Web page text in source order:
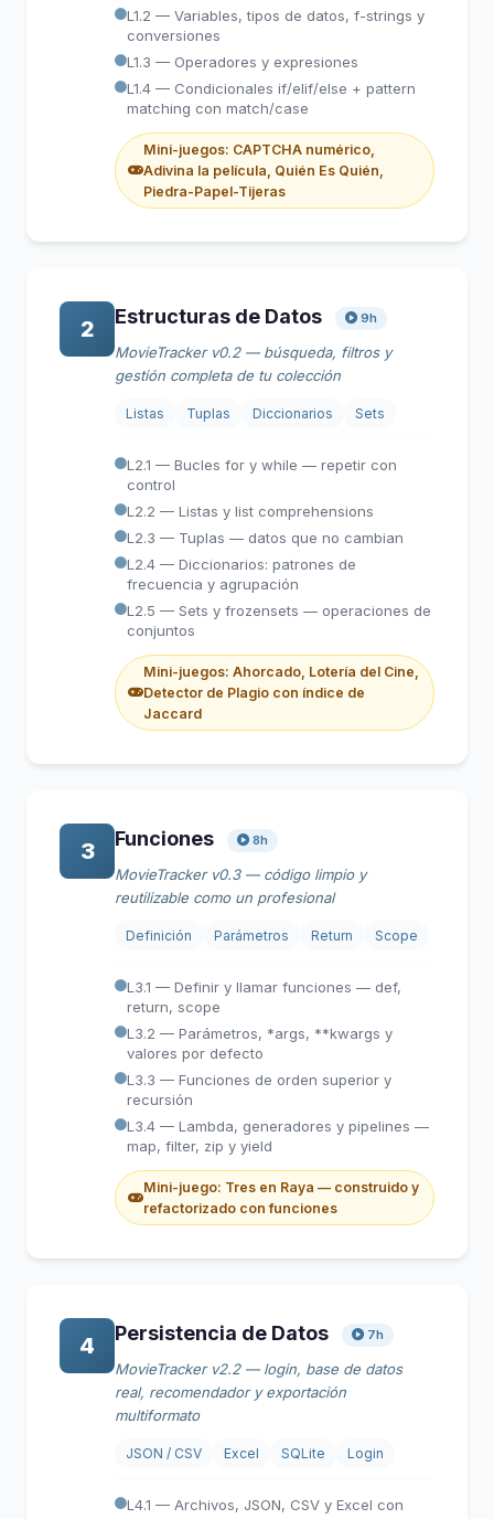
L1.2 — Variables, tipos de datos, f-strings y
conversiones
L1.3 — Operadores y expresiones
L1.4 — Condicionales if/elif/else + pattern
matching con match/case
Mini-juegos: CAPTCHA numérico,
Adivina la película, Quién Es Quién,
Piedra-Papel-Tijeras
2 Estructuras de Datos 9h
MovieTracker v0.2 — búsqueda, filtros y
gestión completa de tu colección
Listas Tuplas Diccionarios Sets
L2.1 — Bucles for y while — repetir con
control
L2.2 — Listas y list comprehensions
L2.3 — Tuplas — datos que no cambian
L2.4 — Diccionarios: patrones de
frecuencia y agrupación
L2.5 — Sets y frozensets — operaciones de
conjuntos
Mini-juegos: Ahorcado, Lotería del Cine,
Detector de Plagio con índice de
Jaccard
3 Funciones 8h
MovieTracker v0.3 — código limpio y
reutilizable como un profesional
Definición Parámetros Return Scope
L3.1 — Definir y llamar funciones — def,
return, scope
L3.2 — Parámetros, *args, **kwargs y
valores por defecto
L3.3 — Funciones de orden superior y
recursión
L3.4 — Lambda, generadores y pipelines —
map, filter, zip y yield
Mini-juego: Tres en Raya — construido y
refactorizado con funciones
4 Persistencia de Datos 7h
MovieTracker v2.2 — login, base de datos
real, recomendador y exportación
multiformato
JSON / CSV Excel SQLite Login
L4.1 — Archivos, JSON, CSV y Excel con